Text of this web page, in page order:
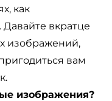
как
вкратце
изображений,
вам
изображения?